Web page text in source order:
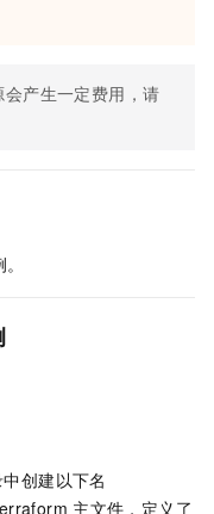
产生一定费用，请
创建以下名
主文件，定义了